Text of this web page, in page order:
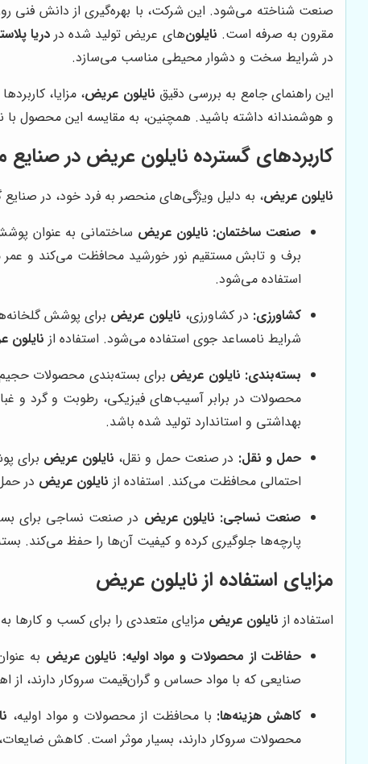
صنعت شناخته می‌شود. این شرکت، با بهره‌گیری از دانش فنی روز و
مقرون به صرفه است. نایلون‌های عریض تولید شده دردریا
در شرایط سخت و دشوار محیطی مناسب می‌سازد.
این راهنمای جامع به بررسی دقیق نایلون عریض، مزایا،
و هوشمندانه داشته باشید. همچنین، به مقایسه این محصول با
کاربردهای گسترده نایلون عریض در
نایلون عریض، به دلیل ویژگی‌های منحصر به فرد خود، در صنایع
صنعت ساختمان: نایلون عریض ساختمانی به عنوان
برف و تابش مستقیم نور خورشید محافظت می‌کند و عمر
استفاده می‌شود.
کشاورزی: در کشاورزی، نایلون عریض برای پوشش
شرایط نامساعد جوی استفاده می‌شود. استفاده از نایلون
بسته‌بندی: نایلون عریض برای بسته‌بندی محصولات حجیم
محصولات در برابر آسیب‌های فیزیکی، رطوبت و گرد و
بهداشتی و استاندارد تولید شده باشد.
حمل و نقل: در صنعت حمل و نقل، نایلون عریض برای
احتمالی محافظت می‌کند. استفاده از نایلون عریض در
صنعت نساجی: نایلون عریض در صنعت نساجی برای
پارچه‌ها جلوگیری کرده و کیفیت آن‌ها را حفظ می‌کند.
مزایای استفاده از نایلون عریض
استفاده از نایلون عریض مزایای متعددی را برای کسب و کارها به
حفاظت از محصولات و مواد اولیه: نایلون عریض به
صنایعی که با مواد حساس و گران‌قیمت سروکار دارند،
کاهش هزینه‌ها: با محافظت از محصولات و مواد اولیه،
محصولات سروکار دارند، بسیار موثر است. کاهش